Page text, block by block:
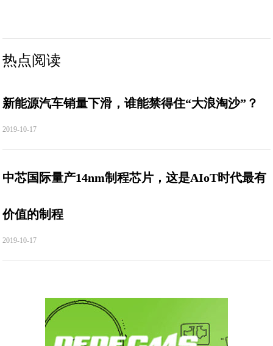
热点阅读
新能源汽车销量下滑，谁能禁得住“大浪淘沙”？
2019-10-17
中芯国际量产14nm制程芯片，这是AIoT时代最有
价值的制程
2019-10-17